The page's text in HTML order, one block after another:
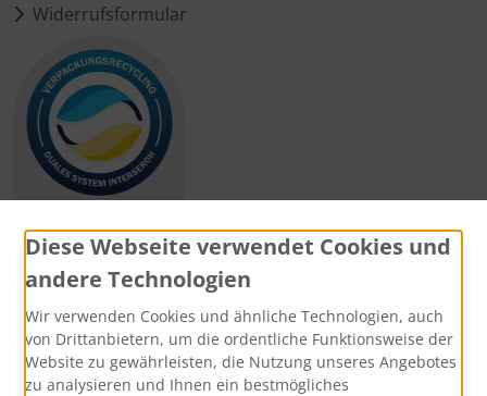
Widerrufsformular
Zahlungsmethoden
Diese Webseite verwendet Cookies und
andere Technologien
Wir verwenden Cookies und ähnliche Technologien, auch
von Drittanbietern, um die ordentliche Funktionsweise der
Website zu gewährleisten, die Nutzung unseres Angebotes
zu analysieren und Ihnen ein bestmögliches